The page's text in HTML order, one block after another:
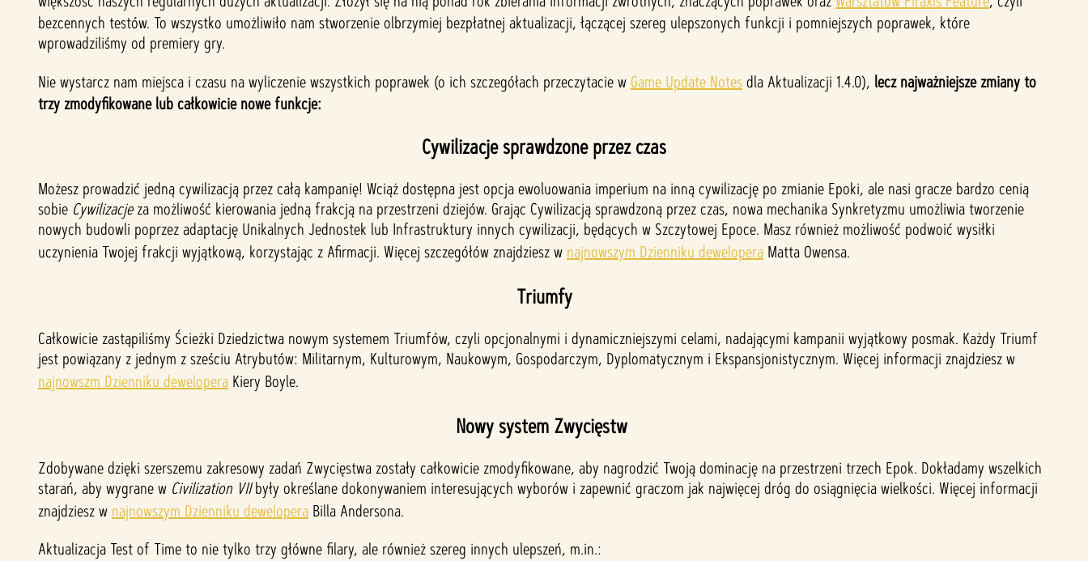
c
e
p
&
P
l
y
Klikaj
„Play
”,
wyra
zgod
bezcennych testów. To wszystko umożliwiło nam stworzenie olbrzymiej bezpłatnej aktualizacji, łączącej szereg ulepszonych funkcji i pomniejszych poprawek, które
wprowadziliśmy od premiery gry.
Nie wystarcz nam miejsca i czasu na wyliczenie wszystkich poprawek (o ich szczegółach przeczytacie w Game Update Notesdla Aktualizacji 1.4.0), lecz najważniejsze zmiany to
trzy zmodyfikowane lub całkowicie nowe funkcje:
Cywilizacje sprawdzone przez czas
Możesz prowadzić jedną cywilizacją przez całą kampanię! Wciąż dostępna jest opcja ewoluowania imperium na inną cywilizację po zmianie Epoki, ale nasi gracze bardzo cenią
sobie Cywilizacjeza możliwość kierowania jedną frakcją na przestrzeni dziejów. Grając Cywilizacją sprawdzoną przez czas, nowa mechanika Synkretyzmu umożliwia tworzenie
nowych budowli poprzez adaptację Unikalnych Jednostek lub Infrastruktury innych cywilizacji, będących w Szczytowej Epoce. Masz również możliwość podwoić wysiłki
uczynienia Twojej frakcji wyjątkową, korzystając z Afirmacji. Więcej szczegółów znajdziesz w najnowszym Dzienniku dewelopera Matta Owensa.
Triumfy
Całkowicie zastąpiliśmy Ścieżki Dziedzictwa nowym systemem Triumfów, czyli opcjonalnymi i dynamiczniejszymi celami, nadającymi kampanii wyjątkowy posmak. Każdy Triumf
jest powiązany z jednym z sześciu Atrybutów: Militarnym, Kulturowym, Naukowym, Gospodarczym, Dyplomatycznym i Ekspansjonistycznym. Więcej informacji znajdziesz w
najnowszm Dzienniku dewelopera Kiery Boyle.
Nowy system Zwycięstw
Zdobywane dzięki szerszemu zakresowy zadań Zwycięstwa zostały całkowicie zmodyfikowane, aby nagrodzić Twoją dominację na przestrzeni trzech Epok. Dokładamy wszelkich
starań, aby wygrane w Civilization VIIbyły określane dokonywaniem interesujących wyborów i zapewnić graczom jak najwięcej dróg do osiągnięcia wielkości. Więcej informacji
znajdziesz w najnowszym Dzienniku dewelopera Billa Andersona.
Aktualizacja Test of Time to nie tylko trzy główne filary, ale również szereg innych ulepszeń, m.in.: